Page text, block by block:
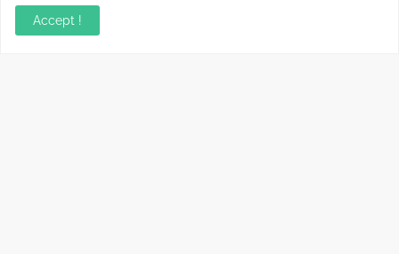
Accept !